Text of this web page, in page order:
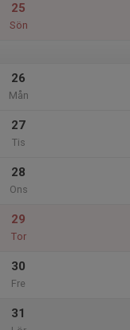
25
Sön
26
Mån
27
Tis
28
Ons
29
Tor
30
Fre
31